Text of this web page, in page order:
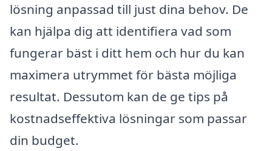
lösning anpassad till just dina behov. De
kan hjälpa dig att identifiera vad som
fungerar bäst i ditt hem och hur du kan
maximera utrymmet för bästa möjliga
resultat. Dessutom kan de ge tips på
kostnadseffektiva lösningar som passar
din budget.